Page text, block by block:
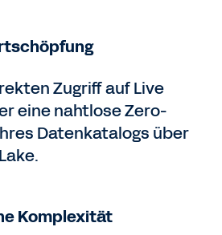
Zugriff auf Live
eine nahtlose Zero-
Datenkatalogs über
Komplexität